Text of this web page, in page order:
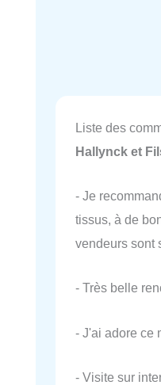
Liste des
Hallynck et
- Je
tissus, à de
vendeurs sont
- Très belle
- J'ai adore ce
- Visite sur